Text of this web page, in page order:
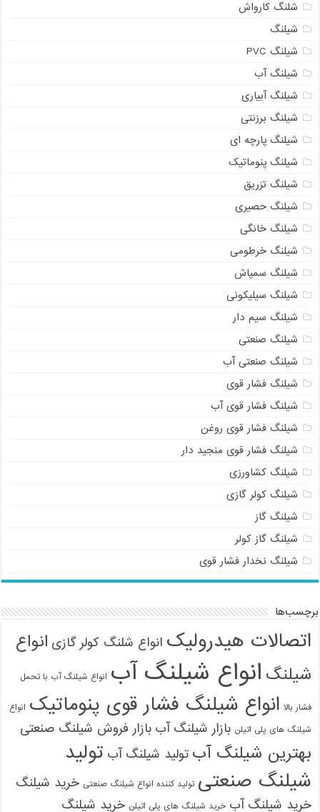
شلنگ کارواش
شیلنگ
شیلنگ PVC
شیلنگ آب
شیلنگ آبیاری
شیلنگ برزنتی
شیلنگ پارچه ای
شیلنگ پنوماتیک
شیلنگ تزریق
شیلنگ حصیری
شیلنگ خانگی
شیلنگ خرطومی
شیلنگ سمپاش
شیلنگ سیلیکونی
شیلنگ سیم دار
شیلنگ صنعتی
شیلنگ صنعتی آب
شیلنگ فشار قوی
شیلنگ فشار قوی آب
شیلنگ فشار قوی روغن
شیلنگ فشار قوی منجید دار
شیلنگ کشاورزی
شیلنگ کولر گازی
شیلنگ گاز
شیلنگ گاز کولر
شیلنگ نخدار فشار قوی
برچسب‌ها
اتصالات هیدرولیک انواع شلنگ کولر گازی انواع
شیلنگ انواع شیلنگ آب انواع شیلنگ آب با تحمل
فشار بالا انواع شیلنگ فشار قوی پنوماتیک انواع
شیلنگ های پلی اتیلن بازار شیلنگ آب بازار فروش شیلنگ صنعتی
بهترین شیلنگ آب تولید شیلنگ آب تولید
شیلنگ صنعتی تولید کننده انواع شیلنگ صنعتی خرید شیلنگ
خرید شیلنگ آب خرید شیلنگ های پلی اتیلن خرید شیلنگ